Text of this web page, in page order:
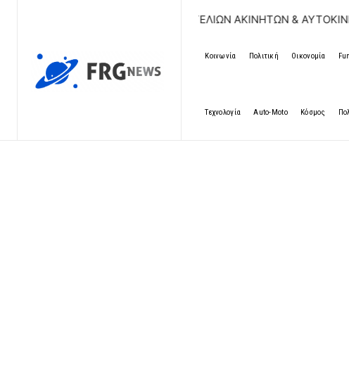
ΔΩΡΕΑΝ ΚΑΤΑΧΩΡΗΣΗ ΑΓΓΕΛΙΩΝ ΑΚΙΝΗΤΩΝ & ΑΥΤΟΚΙΝΗΤΩΝ |
Κοινωνία Πολιτική Οικονομία
Τεχνολογία Auto-Moto Κόσμος